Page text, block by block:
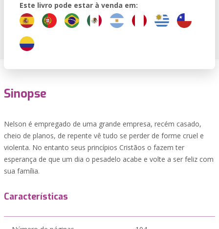
Este livro pode estar à venda em:
Sinopse
Nelson é empregado de uma grande empresa, recém casado,
cheio de planos, de repente vê tudo se perder de forme cruel e
violenta. No entanto seus princípios Cristãos o fazem ter
esperança de que um dia o pesadelo acabe e volte a ser feliz com
sua família.
Características